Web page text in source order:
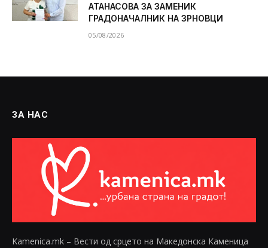
АТАНАСОВА ЗА ЗАМЕНИК
ГРАДОНАЧАЛНИК НА ЗРНОВЦИ
05/08/2026
ЗА НАС
Kamenica.mk – Вести од срцето на Македонска Каменица